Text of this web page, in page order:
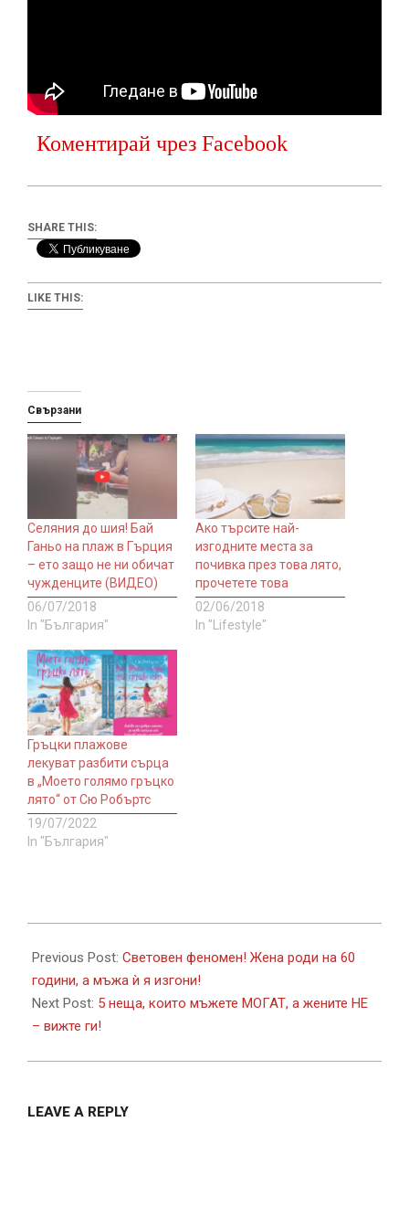
Коментирай чрез Facebook
SHARE THIS:
LIKE THIS:
Свързани
Селяния до шия! Бай
Ганьо на плаж в Гърция
– ето защо не ни обичат
чужденците (ВИДЕО)
06/07/2018
In "България"
Ако търсите най-
изгодните места за
почивка през това лято,
прочетете това
02/06/2018
In "Lifestyle"
Гръцки плажове
лекуват разбити сърца
в „Моето голямо гръцко
лято“ от Сю Робъртс
19/07/2022
In "България"
07-
19
Previous Post: Световен феномен! Жена роди на 60
години, а мъжа ѝ я изгони!
Next Post: 5 неща, които мъжете МОГАТ, а жените НЕ
– вижте ги!
LEAVE A REPLY